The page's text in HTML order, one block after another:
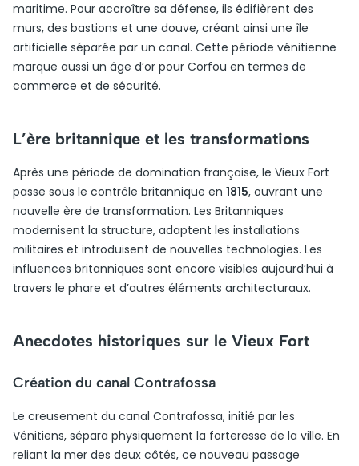
maritime. Pour accroître sa défense, ils édifièrent des
murs, des bastions et une douve, créant ainsi une île
artificielle séparée par un canal. Cette période vénitienne
marque aussi un âge d’or pour Corfou en termes de
commerce et de sécurité.
L’ère britannique et les transformations
Après une période de domination française, le Vieux Fort
passe sous le contrôle britannique en 1815, ouvrant une
nouvelle ère de transformation. Les Britanniques
modernisent la structure, adaptent les installations
militaires et introduisent de nouvelles technologies. Les
influences britanniques sont encore visibles aujourd’hui à
travers le phare et d’autres éléments architecturaux.
Anecdotes historiques sur le Vieux Fort
Création du canal Contrafossa
Le creusement du canal Contrafossa, initié par les
Vénitiens, sépara physiquement la forteresse de la ville. En
reliant la mer des deux côtés, ce nouveau passage